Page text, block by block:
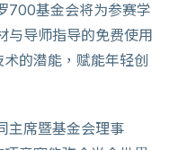
700基金会将为参赛学
导师指导的免费使用
的潜能，赋能年轻创
主席暨基金会理事